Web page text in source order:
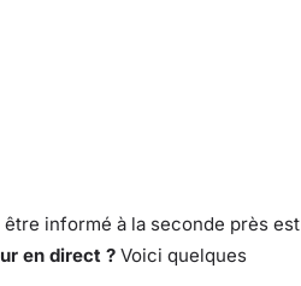
informé à la seconde près est
en direct ? Voici quelques